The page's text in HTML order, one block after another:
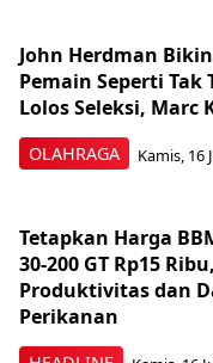
OLAHRAGA
John Herdman
Pemain Seperti
Lolos Seleksi, Marc
Kamis, 16
Tetapkan Harga
30-200 GT Rp15
Produktivitas dan
Perikanan